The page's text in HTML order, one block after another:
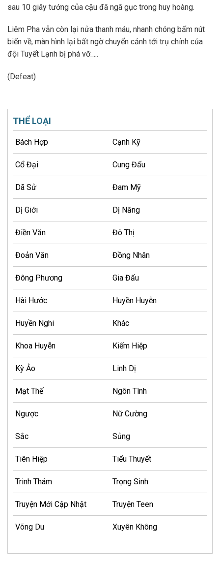
sau 10 giây tướng của cậu đã ngã gục trong huy hoàng.
Liêm Pha vẫn còn lại nửa thanh máu, nhanh chóng bấm nút
biến về, màn hình lại bất ngờ chuyển cảnh tới trụ chính của
đội Tuyết Lạnh bị phá vỡ…..
(Defeat)
THỂ LOẠI
Bách Hợp Cạnh Kỹ
Cổ Đại Cung Đấu
Dã Sử Đam Mỹ
Dị Giới Dị Năng
Điền Văn Đô Thị
Đoản Văn Đồng Nhân
Đông Phương Gia Đấu
Hài Hước Huyền Huyễn
Huyền Nghi Khác
Khoa Huyễn Kiếm Hiệp
Kỳ Ảo Linh Dị
Mạt Thế Ngôn Tình
Ngược Nữ Cường
Sắc Sủng
Tiên Hiệp Tiểu Thuyết
Trinh Thám Trọng Sinh
Truyện Mới Cập Nhật Truyện Teen
Võng Du Xuyên Không